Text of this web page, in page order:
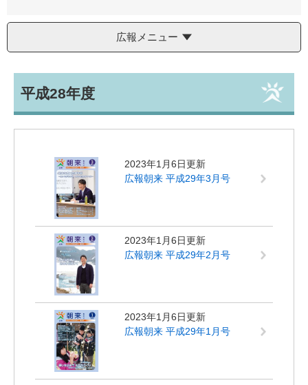
広報メニュー
文平成28年度
2023年1月6日更新
広報朝来 平成29年3月号
2023年1月6日更新
広報朝来 平成29年2月号
2023年1月6日更新
広報朝来 平成29年1月号